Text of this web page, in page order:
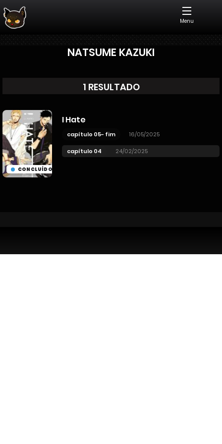
Menu
NATSUME KAZUKI
1 RESULTADO
CONCLUÍDO
I Hate
capítulo 05- fim 16/05/2025
capítulo 04 24/02/2025